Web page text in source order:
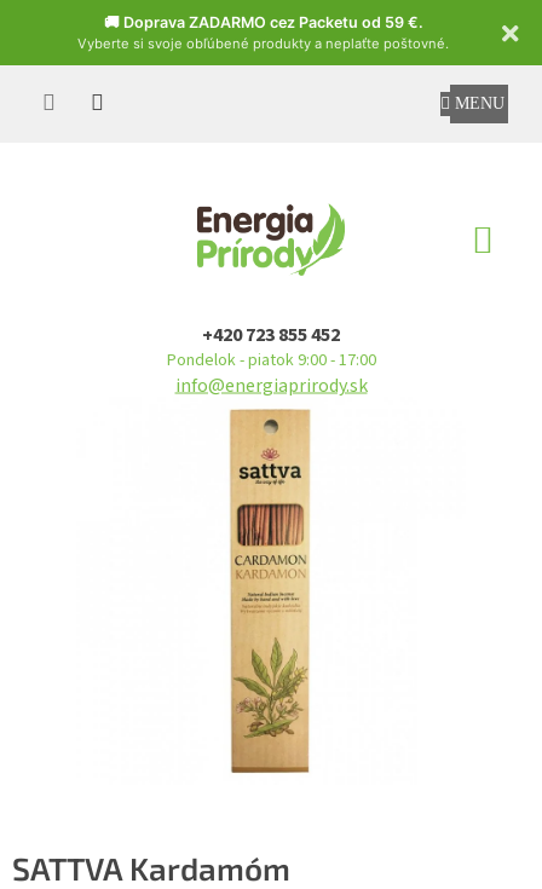
🚚 Doprava ZADARMO cez Packetu od 59 €.
Vyberte si svoje obľúbené produkty a neplaťte poštovné.
Czech
+420 723 855 452
Pondelok - piatok 9:00 - 17:00
info@energiaprirody.sk
SATTVA Kardamóm